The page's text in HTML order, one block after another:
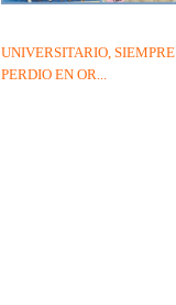
UNIVERSITARIO, SIEMPRE
PERDIO EN OR...